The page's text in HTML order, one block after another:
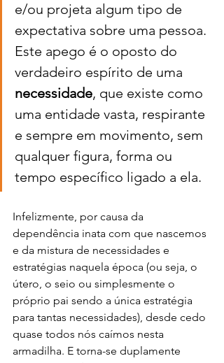
e/ou projeta algum tipo de
expectativa sobre uma pessoa.
Este apego é o oposto do
verdadeiro espírito de uma
necessidade, que existe como
uma entidade vasta, respirante
e sempre em movimento, sem
qualquer figura, forma ou
tempo específico ligado a ela.
Infelizmente, por causa da
dependência inata com que nascemos
e da mistura de necessidades e
estratégias naquela época (ou seja, o
útero, o seio ou simplesmente o
próprio pai sendo a única estratégia
para tantas necessidades), desde cedo
quase todos nós caímos nesta
armadilha. E torna-se duplamente